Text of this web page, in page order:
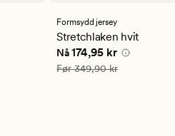
en
gjennomsnittlig
vurdering
på
4.5
Formsydd jersey
Stretchlaken hvit
Nåværende pris
Nå 174,95 kr
Vanlig pris 349,90 kr
Før349,90 kr